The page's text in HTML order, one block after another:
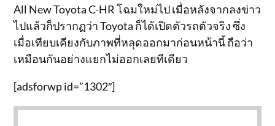
All New Toyota C-HR โฉมใหม่ไป เมื่อหลังจากลงข่าว
ไปแล้วก็ปรากฏว่า Toyota ก็ได้เปิดตัวรถตัวจริง ซึ่ง
เมื่อเทียบเคียงกับภาพที่หลุดออกมาก่อนหน้านี้ ถือว่า
เหมือนกันอย่างแยกไม่ออกเลยทีเดียว
[adsforwp id=”1302″]